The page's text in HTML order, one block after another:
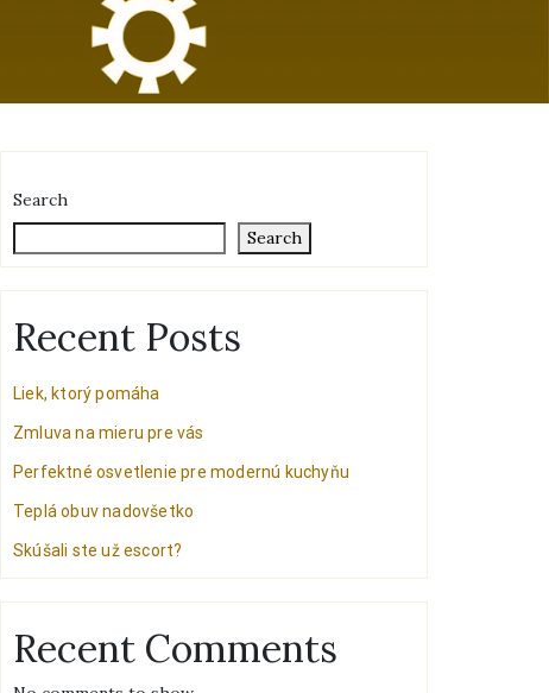
Search
Search
Recent Posts
Liek, ktorý pomáha
Zmluva na mieru pre vás
Perfektné osvetlenie pre modernú kuchyňu
Teplá obuv nadovšetko
Skúšali ste už escort?
Recent Comments